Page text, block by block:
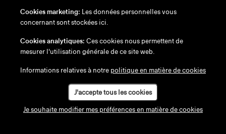
Configurateur
Téléchargements
Revendeurs
Bien choisir
Entretien des meubles
Événements
Carrières
Cookies marketing: Les données personnelles vous
concernant sont stockées ici.
Cookies analytiques: Ces cookies nous permettent de
mesurer l'utilisation générale de ce site web.
Informations relatives à notre politique en matière de cookies
J'accepte tous les cookies
Je souhaite modifier mes préférences en matière de cookies